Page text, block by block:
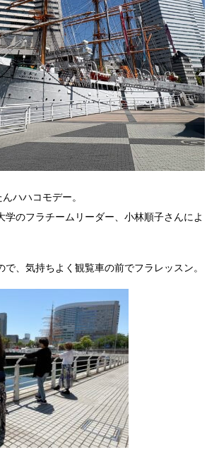
ハハコモデー。
学のフラチームリーダー、小林順子さんによ
で、気持ちよく観覧車の前でフラレッスン。